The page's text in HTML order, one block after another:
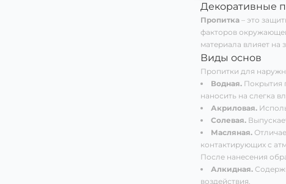
Декоративные
Пропитка – это
факторов
материала влияет на
Виды основ
Пропитки для
Водная. Покрытия
наносить на слегка
Акриловая.
Солевая.
Масляная.
контактирующих с
После нанесения
Алкидная.
воздействия.